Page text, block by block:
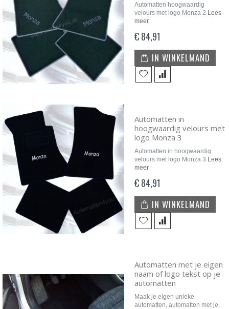
Automatten hoogwaardig
velours met logo Monza 2 Lees
meer
€ 84,91
IN WINKELMAND
Automatten in
hoogwaardig velours met
logo Monza 3
Automatten in hoogwaardig
velours met logo Monza 3 Lees
meer
€ 84,91
IN WINKELMAND
Automatten met je eigen
naam of logo tekst op je
automatten
Maak je eigen unieke
automatten, automatten met je